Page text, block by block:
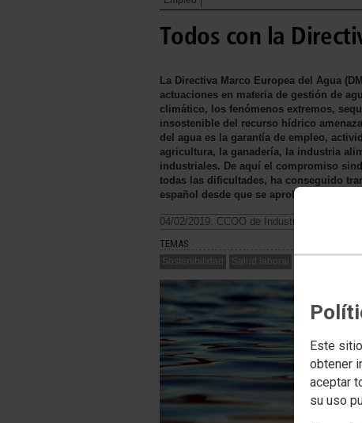
Este
obtener
aceptar
su uso
Todos con la
La Directiva Marco Europea del Agua
actuaciones en materia de gestión de
climático, los fenómenos extremos,
insostenible del recurso hídrico
del agua es la garantía de empleo,
agricultura, la ganadería, la industria
industriales. De aquí el compromiso
todas las dificultades, ha conseguido
español desde que se aprobó el 22 de
04/02/2019. CCOO de Industria
TEMAS
Sostenibilidad Salud laboral